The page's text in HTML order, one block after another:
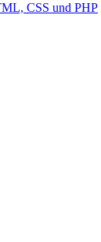
CSS und PHP